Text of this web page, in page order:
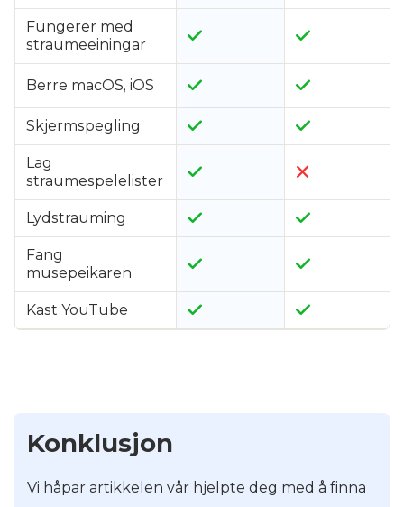
Fungerer med
straumeeiningar
Berre macOS, iOS
Skjermspegling
Lag
straumespelelister
Lydstrauming
Fang
musepeikaren
Kast YouTube
Konklusjon
Vi håpar artikkelen vår hjelpte deg med å finna